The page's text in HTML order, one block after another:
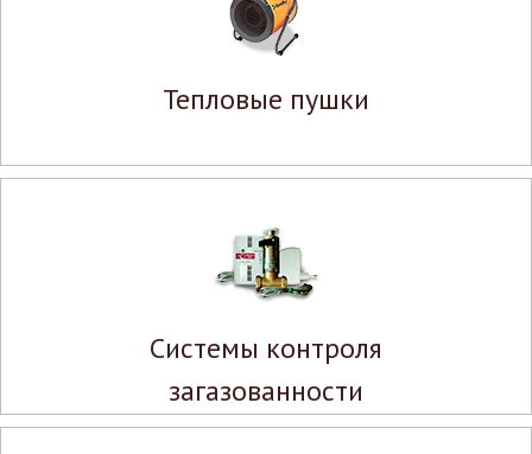
Тепловые пушки
Системы контроля
загазованности